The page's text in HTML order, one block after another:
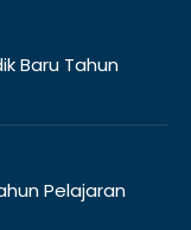
Baru Tahun
Pelajaran